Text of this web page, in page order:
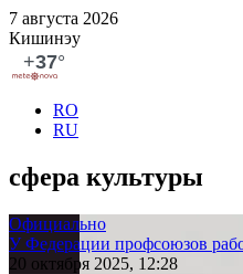
7 августа 2026
Кишинэу
RO
RU
сфера культуры
Официально
У Федерации профсоюзов
20 октября 2025, 12:28